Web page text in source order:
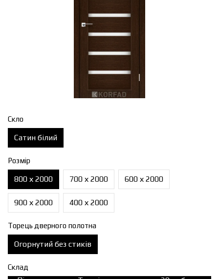
Скло
Сатин білий
Розмір
800 х 2000 700 х 2000 600 х 2000
900 х 2000 400 х 2000
Торець дверного полотна
Огорнутий без стиків
Склад